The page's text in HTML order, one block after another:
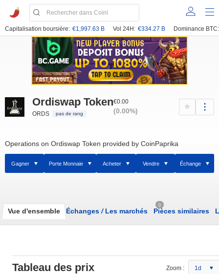
Capitalisation boursière: €1,997.63 B Vol 24H: €334.27 B Dominance BTC:
Ordiswap Token
ORDS pas de rang
€0.00
(0.00%)
Operations on Ordiswap Token provided by CoinPaprika
Gagner Porte Monnaie Acheter Vendre Échange
Vue d'ensemble Échanges /Les marchés
0
Pièces similaires
Tableau des prix Zoom : 1d